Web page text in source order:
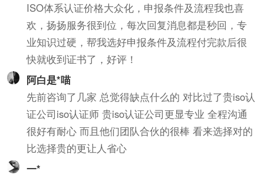
ISO体系认证价格大众化，申报条件及流程我也喜
欢，扬扬服务很到位，每次回复消息都是秒回，专
业知识过硬，帮我选好申报条件及流程付完款后很
快就收到证书了，好评！
阿白是*喵
先前咨询了几家 总觉得缺点什么的 对比过了贵iso认
证公司iso认证师 贵iso认证公司更显专业 全程沟通
很好有耐心 而且他们团队合伙的很棒 看来选择对的
比选择贵的更让人省心
一*